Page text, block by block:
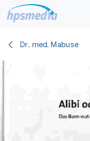
Zum Inhalt springen
Dr. med. Mabuse